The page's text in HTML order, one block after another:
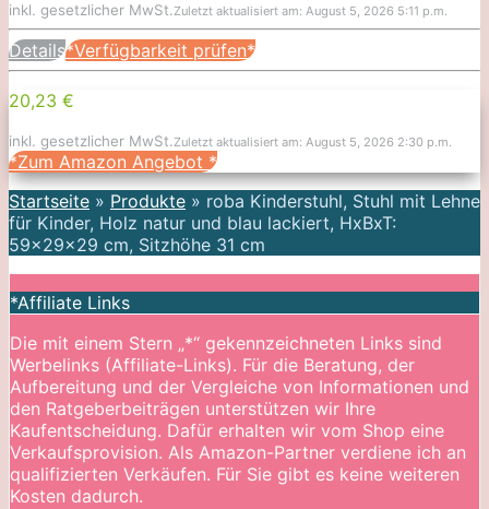
inkl. gesetzlicher MwSt.Zuletzt aktualisiert am: August 5, 2026 5:11 p.m.
Details*Verfügbarkeit prüfen*
20,23 €
inkl. gesetzlicher MwSt.Zuletzt aktualisiert am: August 5, 2026 2:30 p.m.
*Zum Amazon Angebot *
Startseite » Produkte » roba Kinderstuhl, Stuhl mit Lehne
für Kinder, Holz natur und blau lackiert, HxBxT:
59x29x29 cm, Sitzhöhe 31 cm
*Affiliate Links
Die mit einem Stern „*“ gekennzeichneten Links sind
Werbelinks (Affiliate-Links). Für die Beratung, der
Aufbereitung und der Vergleiche von Informationen und
den Ratgeberbeiträgen unterstützen wir Ihre
Kaufentscheidung. Dafür erhalten wir vom Shop eine
Verkaufsprovision. Als Amazon-Partner verdiene ich an
qualifizierten Verkäufen. Für Sie gibt es keine weiteren
Kosten dadurch.